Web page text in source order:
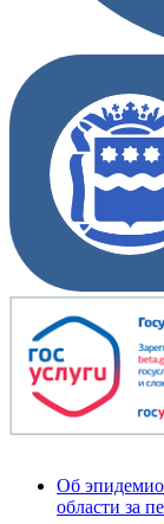
Об
области за